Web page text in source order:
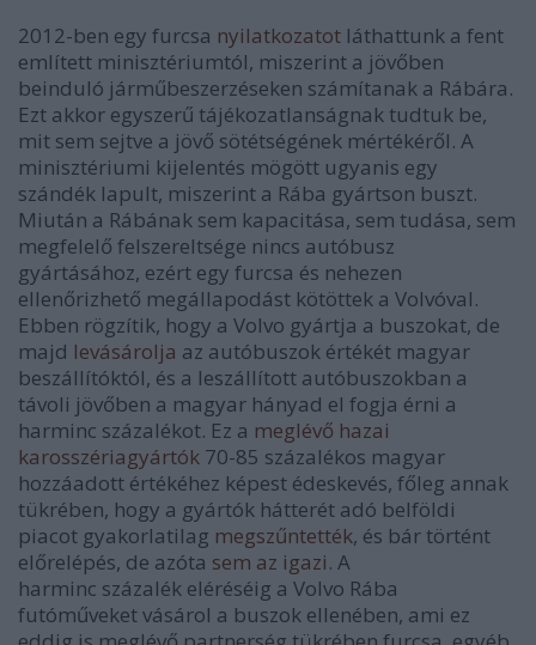
2012-ben egy furcsa nyilatkozatot láthattunk a fent
említett minisztériumtól, miszerint a jövőben
beinduló járműbeszerzéseken számítanak a Rábára.
Ezt akkor egyszerű tájékozatlanságnak tudtuk be,
mit sem sejtve a jövő sötétségének mértékéről. A
minisztériumi kijelentés mögött ugyanis egy
szándék lapult, miszerint a Rába gyártson buszt.
Miután a Rábának sem kapacitása, sem tudása, sem
megfelelő felszereltsége nincs autóbusz
gyártásához, ezért egy furcsa és nehezen
ellenőrizhető megállapodást kötöttek a Volvóval.
Ebben rögzítik, hogy a Volvo gyártja a buszokat, de
majd levásárolja az autóbuszok értékét magyar
beszállítóktól, és a leszállított autóbuszokban a
távoli jövőben a magyar hányad el fogja érni a
harminc százalékot. Ez a meglévő hazai
karosszériagyártók 70-85 százalékos magyar
hozzáadott értékéhez képest édeskevés, főleg annak
tükrében, hogy a gyártók hátterét adó belföldi
piacot gyakorlatilag megszűntették, és bár történt
előrelépés, de azóta sem az igazi. A
harminc százalék eléréséig a Volvo Rába
futóműveket vásárol a buszok ellenében, ami ez